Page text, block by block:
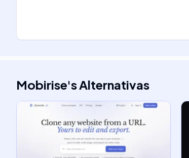
Mobirise'sAlternativas